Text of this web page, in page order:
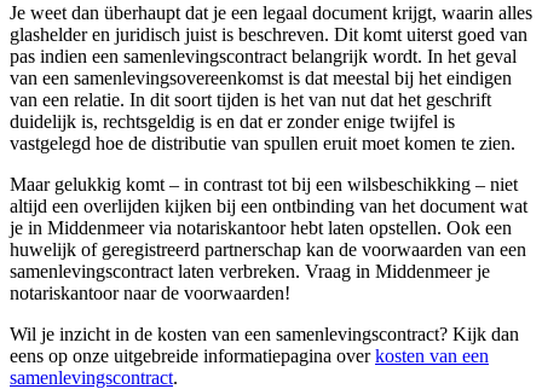
Je weet dan überhaupt dat je een legaal document krijgt, waarin alles
glashelder en juridisch juist is beschreven. Dit komt uiterst goed van
pas indien een samenlevingscontract belangrijk wordt. In het geval
van een samenlevingsovereenkomst is dat meestal bij het eindigen
van een relatie. In dit soort tijden is het van nut dat het geschrift
duidelijk is, rechtsgeldig is en dat er zonder enige twijfel is
vastgelegd hoe de distributie van spullen eruit moet komen te zien.
Maar gelukkig komt – in contrast tot bij een wilsbeschikking – niet
altijd een overlijden kijken bij een ontbinding van het document wat
je in Middenmeer via notariskantoor hebt laten opstellen. Ook een
huwelijk of geregistreerd partnerschap kan de voorwaarden van een
samenlevingscontract laten verbreken. Vraag in Middenmeer je
notariskantoor naar de voorwaarden!
Wil je inzicht in de kosten van een samenlevingscontract? Kijk dan
eens op onze uitgebreide informatiepagina overkosten van een
samenlevingscontract.